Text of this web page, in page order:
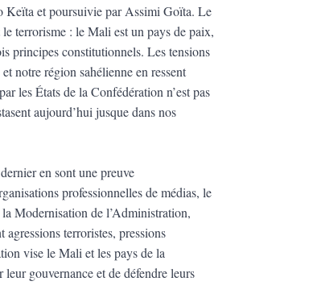
Keïta et poursuivie par Assimi Goïta. Le
terrorisme : le Mali est un pays de paix,
principes constitutionnels. Les tensions
notre région sahélienne en ressent
les États de la Confédération n’est pas
aujourd’hui jusque dans nos
en sont une preuve
professionnelles de médias, le
Modernisation de l’Administration,
terroristes, pressions
vise le Mali et les pays de la
gouvernance et de défendre leurs